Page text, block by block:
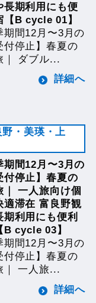
長期利用にも便
【B cycle 01】
期間12月〜3月の
付停止】春夏の
｜ ダブル...
詳細へ
野・美瑛・上
期間12月〜3月の
付停止】春夏の
｜ 一人旅向け個
適滞在 富良野観
期利用にも便利
B cycle 03】
期間12月〜3月の
付停止】春夏の
｜ 一人旅...
詳細へ